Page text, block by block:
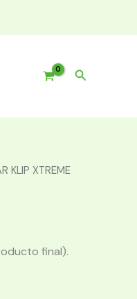
Buscar
KLIP XTREME
final).